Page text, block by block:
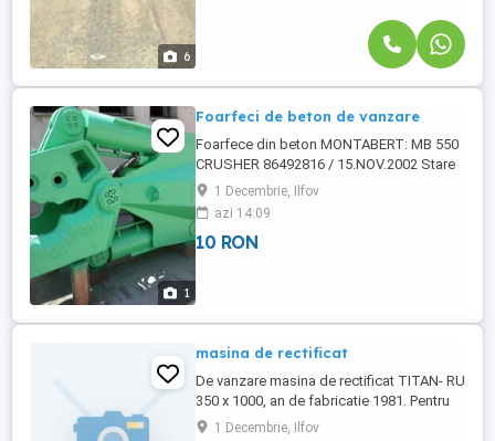
6
1
Foarfeci de beton de vanzare
Foarfece din beton MONTABERT: MB 550
CRUSHER 86492816 / 15.NOV.2002 Stare
excelentă, câteva ore de muncă. MB 450
CRUSHER 86590809 / 26. IUNIE 2002
Complet renovat. DETALII LA TEL:
1 Decembrie, Ilfov
azi 14:09
10 RON
masina de rectificat
De vanzare masina de rectificat TITAN- RU
350 x 1000, an de fabricatie 1981. Pentru
detalii:1 Decembrie, Ilfov